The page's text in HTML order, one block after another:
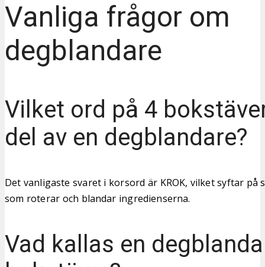
Vanliga frågor om
degblandare
Vilket ord på 4
del av en degblandare?
Det vanligaste svaret i korsord är KROK, vilket syftar på
som roterar och blandar ingredienserna.
Vad kallas en